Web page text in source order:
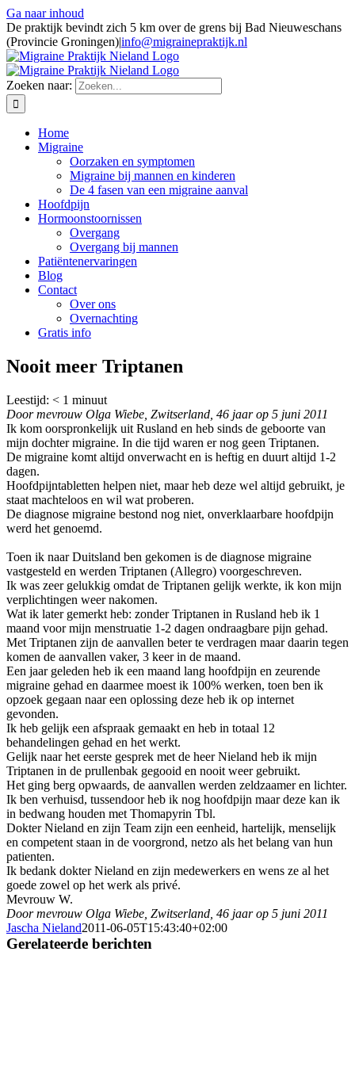
Ga naar inhoud
De praktijk bevindt zich 5 km over de grens bij Bad Nieuweschans
(Provincie Groningen)|info@migrainepraktijk.nl
Zoeken naar:
Home
Migraine
Oorzaken en symptomen
Migraine bij mannen en kinderen
De 4 fasen van een migraine aanval
Hoofdpijn
Hormoonstoornissen
Overgang
Overgang bij mannen
Patiëntenervaringen
Blog
Contact
Over ons
Overnachting
Gratis info
Nooit meer Triptanen
Leestijd: < 1 minuut
Door mevrouw Olga Wiebe, Zwitserland, 46 jaar op 5 juni 2011
Ik kom oorspronkelijk uit Rusland en heb sinds de geboorte van
mijn dochter migraine. In die tijd waren er nog geen Triptanen.
De migraine komt altijd onverwacht en is heftig en duurt altijd 1-2
dagen.
Hoofdpijntabletten helpen niet, maar heb deze wel altijd gebruikt, je
staat machteloos en wil wat proberen.
De diagnose migraine bestond nog niet, onverklaarbare hoofdpijn
werd het genoemd.
Toen ik naar Duitsland ben gekomen is de diagnose migraine
vastgesteld en werden Triptanen (Allegro) voorgeschreven.
Ik was zeer gelukkig omdat de Triptanen gelijk werkte, ik kon mijn
verplichtingen weer nakomen.
Wat ik later gemerkt heb: zonder Triptanen in Rusland heb ik 1
maand voor mijn menstruatie 1-2 dagen ondraagbare pijn gehad.
Met Triptanen zijn de aanvallen beter te verdragen maar daarin tegen
komen de aanvallen vaker, 3 keer in de maand.
Een jaar geleden heb ik een maand lang hoofdpijn en zeurende
migraine gehad en daarmee moest ik 100% werken, toen ben ik
opzoek gegaan naar een oplossing deze heb ik op internet
gevonden.
Ik heb gelijk een afspraak gemaakt en heb in totaal 12
behandelingen gehad en het werkt.
Gelijk naar het eerste gesprek met de heer Nieland heb ik mijn
Triptanen in de prullenbak gegooid en nooit weer gebruikt.
Het ging berg opwaards, de aanvallen werden zeldzaamer en lichter.
Ik ben verhuisd, tussendoor heb ik nog hoofdpijn maar deze kan ik
in bedwang houden met Thomapyrin Tbl.
Dokter Nieland en zijn Team zijn een eenheid, hartelijk, menselijk
en competent staan in de voorgrond, netzo als het belang van hun
patienten.
Ik bedank dokter Nieland en zijn medewerkers en wens ze al het
goede zowel op het werk als privé.
Mevrouw W.
Door mevrouw Olga Wiebe, Zwitserland, 46 jaar op 5 juni 2011
Jascha Nieland2011-06-05T15:43:40+02:00
Gerelateerde berichten